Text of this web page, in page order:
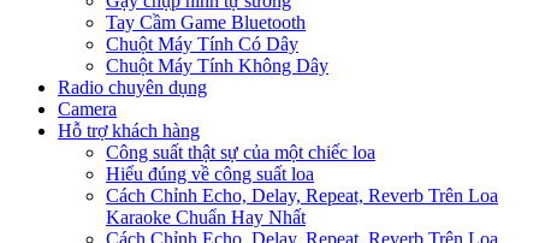
Tay Cầm Game Bluetooth
Chuột Máy Tính Có Dây
Chuột Máy Tính Không Dây
Radio chuyên dụng
Camera
Hỗ trợ khách hàng
Công suất thật sự của một chiếc loa
Hiểu đúng về công suất loa
Cách Chỉnh Echo, Delay, Repeat, Reverb Trên Loa
Karaoke Chuẩn Hay Nhất
Cách Chỉnh Echo, Delay, Repeat, Reverb Trên Loa